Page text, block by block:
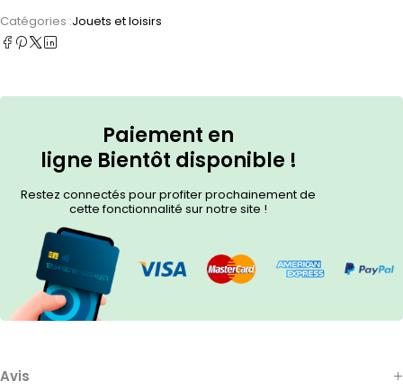
Catégories :Jouets et loisirs
Paiement en
ligne Bientôt disponible !
Restez connectés pour profiter prochainement de
cette fonctionnalité sur notre site !
Avis